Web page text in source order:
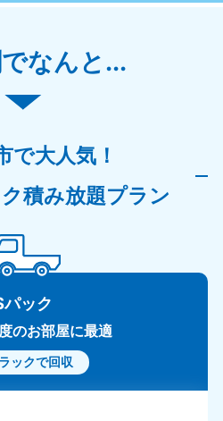
なんと...
で大人気！
積み放題プラン
パック
のお部屋に最適
ックで回収